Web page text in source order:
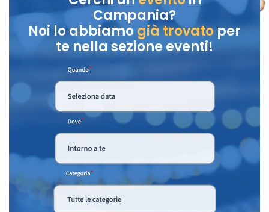
Campania?
Noi lo abbiamo già trovatoper
te nella sezione eventi!